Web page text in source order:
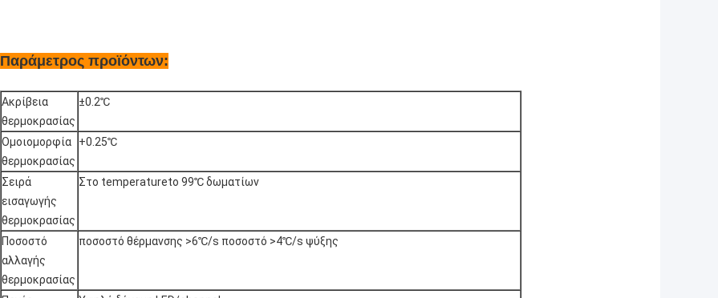
Παράμετρος προϊόντων:
Ακρίβεια
θερμοκρασίας
±0.2℃
Ομοιομορφία
θερμοκρασίας
+0.25℃
Σειρά
εισαγωγής
θερμοκρασίας
Στο temperatureto 99℃ δωματίων
Ποσοστό
αλλαγής
θερμοκρασίας
ποσοστό θέρμανσης >6℃/s ποσοστό >4℃/s ψύξης